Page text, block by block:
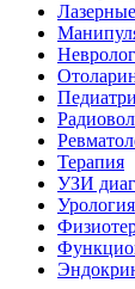
Терапия
УЗИ
Урология